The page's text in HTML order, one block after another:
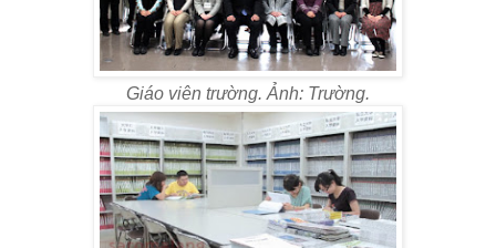
Giáo viên trường. Ảnh: Trường.